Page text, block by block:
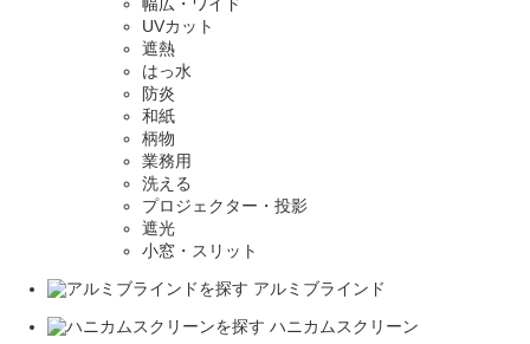
幅広・ワイド
UVカット
遮熱
はっ水
防炎
和紙
柄物
業務用
洗える
プロジェクター・投影
遮光
小窓・スリット
アルミブラインド
ハニカムスクリーン